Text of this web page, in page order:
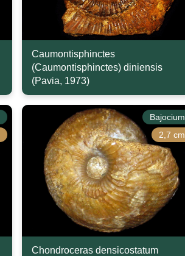
Caumontisphinctes
(Caumontisphinctes) diniensis
(Pavia, 1973)
Bajocium
2,7 cm
Chondroceras densicostatum